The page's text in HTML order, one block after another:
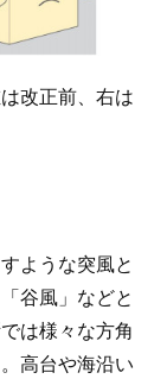
改正前、右は
ような突風と
谷風」などと
は様々な方角
高台や海沿い